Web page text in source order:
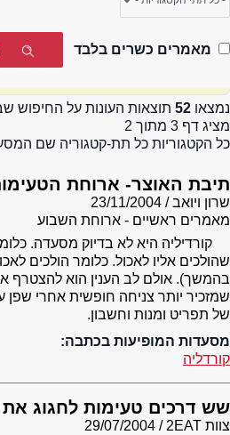
מאמרים כשרים בלבד
נמצאו 52 תוצאות העונות על החיפוש
מציג דף 3 מתוך 2
כל הקטגוריות כל תת-קטגוריה שם
תיבת האוצר- ארוחת
שרון ויואב
23/11/2004
מאמרים ראשיים - ארוחת השבוע
קורדיליה היא לא בדיוק מסעדה.
שהולכים אליו לאכול. כלומר הולכים
בהמשך). אולם לב הענין הוא להצטרף
שמזכיר יותר צניחה חופשית אחרי
של תפריט ומנות וחשבון.
מסעדות המופיעות בכתבה:
קורדליה
שש דרכים טעימות לחגוג
צוות 2EAT
29/07/2004